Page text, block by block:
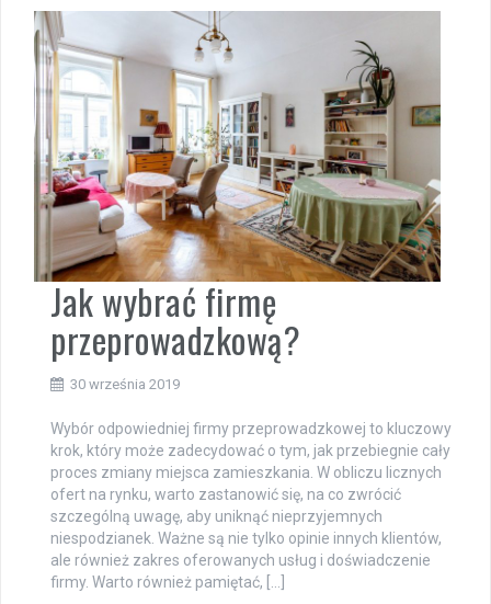
Jak wybrać firmę
przeprowadzkową?
30 września 2019
Wybór odpowiedniej firmy przeprowadzkowej to kluczowy
krok, który może zadecydować o tym, jak przebiegnie cały
proces zmiany miejsca zamieszkania. W obliczu licznych
ofert na rynku, warto zastanowić się, na co zwrócić
szczególną uwagę, aby uniknąć nieprzyjemnych
niespodzianek. Ważne są nie tylko opinie innych klientów,
ale również zakres oferowanych usług i doświadczenie
firmy. Warto również pamiętać, […]